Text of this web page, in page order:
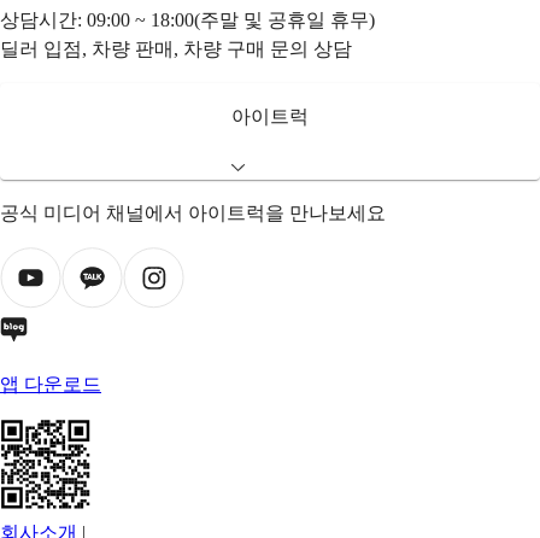
상담시간: 09:00 ~ 18:00(주말 및 공휴일 휴무)
딜러 입점, 차량 판매, 차량 구매 문의 상담
아이트럭
공식 미디어 채널에서 아이트럭을 만나보세요
앱 다운로드
회사소개 |